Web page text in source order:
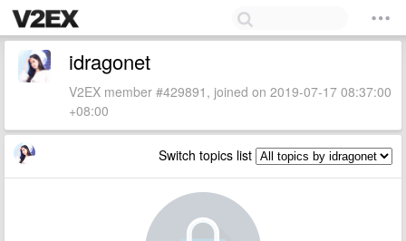
idragonet
V2EX member #429891, joined on 2019-07-17 08:37:00
+08:00
Switch topics list